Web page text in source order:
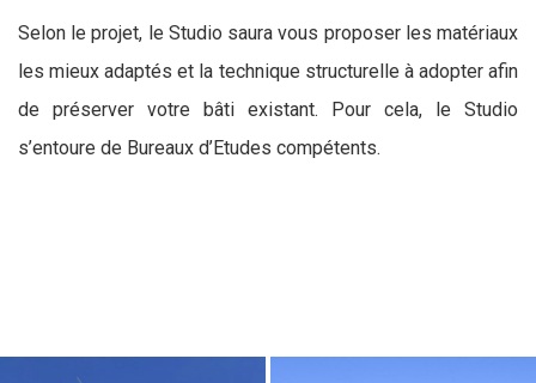
Selon le projet, le Studio saura vous proposer les matériaux
les mieux adaptés et la technique structurelle à adopter afin
de préserver votre bâti existant. Pour cela, le Studio
s’entoure de Bureaux d’Etudes compétents.